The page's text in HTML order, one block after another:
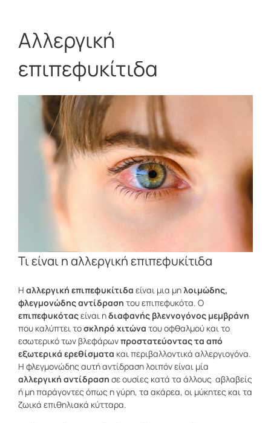
Αλλεργική
επιπεφυκίτιδα
Τι είναι η αλλεργική επιπεφυκίτιδα
Η αλλεργική επιπεφυκίτιδα είναι μια μηλοιμώδης,
φλεγμονώδης αντίδραση του επιπεφυκότα. Ο
επιπεφυκόταςείναι ηδιαφανής βλεννογόνος μεμβράνη
που καλύπτει τοσκληρό χιτώνα του οφθαλμού και το
εσωτερικό των βλεφάρωνπροστατεύοντας τα από
εξωτερικά ερεθίσματα και περιβαλλοντικά αλλεργιογόνα.
Η φλεγμονώδης αυτή αντίδραση λοιπόν είναι μία
αλλεργική αντίδραση σε ουσίες κατά τα άλλους αβλαβείς
ή μη παράγοντες όπως η γύρη, τα ακάρεα, οι μύκητες και τα
ζωικά επιθηλιακά κύτταρα.